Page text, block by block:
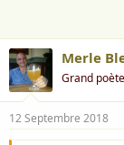
Merle
Grand poète
12 Septembre 2018